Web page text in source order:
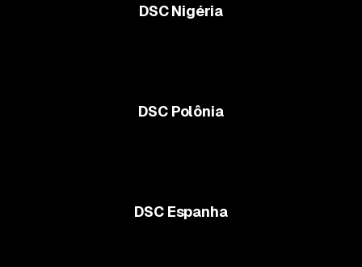
DSC Nigéria
DSC Polônia
DSC Espanha